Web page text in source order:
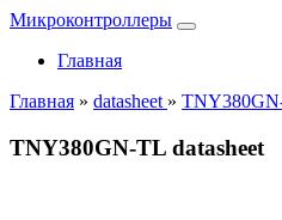
Микроконтроллеры
Главная
Главная » datasheet »
TNY380GN-TL datasheet